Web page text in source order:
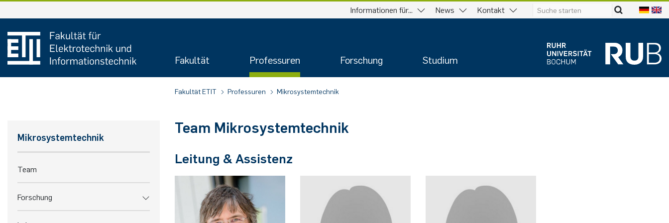
Inhalt
springen
Informationen für... News Kontakt
Fakultät Professuren Forschung Studium
Fakultät ETIT Professuren Mikrosystemtechnik
Mikrosystemtechnik
Team
Forschung
Team Mikrosystemtechnik
Leitung & Assistenz